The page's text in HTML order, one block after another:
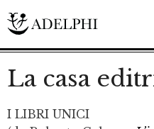
La casa
I LIBRI UNICI